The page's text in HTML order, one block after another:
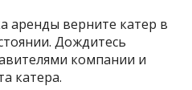
аренды верните катер в
Дождитесь
компании и
катера.